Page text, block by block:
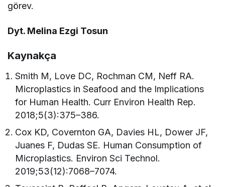
görev.
Dyt. Melina Ezgi Tosun
Kaynakça
Smith M, Love DC, Rochman CM, Neff RA.
Microplastics in Seafood and the Implications
for Human Health. Curr Environ Health Rep.
2018;5(3):375–386.
Cox KD, Covernton GA, Davies HL, Dower JF,
Juanes F, Dudas SE. Human Consumption of
Microplastics. Environ Sci Technol.
2019;53(12):7068–7074.